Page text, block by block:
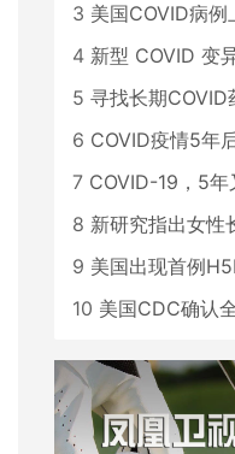
3 美国COVID病例上
4 新型 COVID 变异株
5 寻找长期COVID
6 COVID疫情5年后，
7 COVID-19，5
8 新研究指出女性长期
9 美国出现首例
10 美国CDC确认全国首